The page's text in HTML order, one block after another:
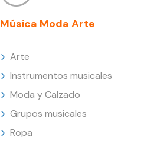
Música Moda Arte
Arte
Instrumentos musicales
Moda y Calzado
Grupos musicales
Ropa